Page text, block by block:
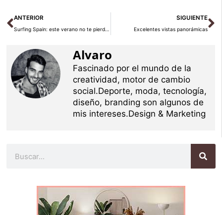
Ant
ANTERIOR
Surfing Spain: este verano no te pierdas el surf en España
SIGUIENTE
Excelentes vistas panorámicas
Alvaro
Fascinado por el mundo de la
creatividad, motor de cambio
social.Deporte, moda, tecnología,
diseño, branding son algunos de
mis intereses.Design & Marketing